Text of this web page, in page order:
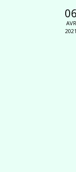
06
AVR
2021